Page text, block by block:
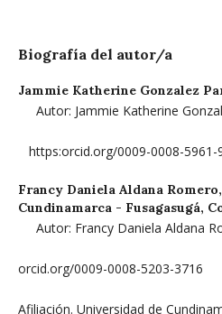
Biografía del autor/a
Jammie Katherine Gonzalez
Autor: Jammie Katherine
https:orcid.org/0009-0008-5961-
Francy Daniela Aldana Romero,
Cundinamarca - Fusagasugá,
Autor: Francy Daniela Aldana
orcid.org/0009-0008-5203-3716
Afiliación. Universidad de